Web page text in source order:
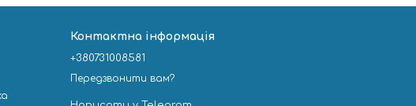
Контактна інформація
+380731008581
Передзвонити вам?